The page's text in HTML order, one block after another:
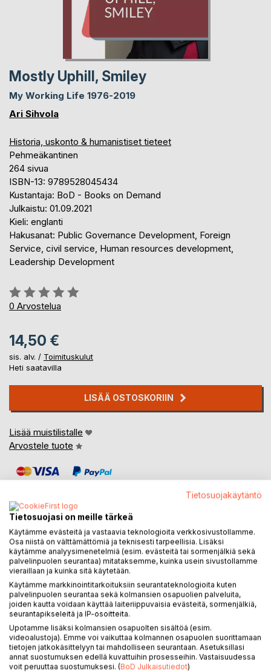
Mostly Uphill, Smiley
My Working Life 1976-2019
Ari Sihvola
Historia, uskonto & humanistiset tieteet
Pehmeäkantinen
264 sivua
ISBN-13: 9789528045434
Kustantaja: BoD - Books on Demand
Julkaistu: 01.09.2021
Kieli: englanti
Hakusanat: Public Governance Development, Foreign
Service, civil service, Human resources development,
Leadership Development
Arvostelu::
0%
0 Arvostelua
14,50 €
sis. alv. / Toimituskulut
Heti saatavilla
LISÄÄ OSTOSKORIIN
Lisää muistilistalle
Arvostele tuote
KUVAUS
Ari Sihvola (born 1951) began his career at the Finnish
Ministry for Foreign Affairs as a young civil servant in the
1970s. Over the years, Ari has played a key role in the
development of public governance and the development
of the skills of civil servants, especially in EU affairs and
leadership. In addition to Finland and the European
Commission, Ari's expertise has been utilised in many
demanding international projects on four continents.
Tietosuojakäytäntö
Tietosuojasi on meille tärkeä
Käytämme evästeitä ja vastaavia teknologioita verkkosivustollamme.
Osa niistä on välttämättömiä ja teknisesti tarpeellisia. Lisäksi
käytämme analyysimenetelmiä (esim. evästeitä tai sormenjälkiä sekä
palvelinpuolen seurantaa) mitataksemme, kuinka usein sivustollamme
vieraillaan ja kuinka sitä käytetään.
Käytämme markkinointitarkoituksiin seurantateknologioita kuten
palvelinpuolen seurantaa sekä kolmansien osapuolien palveluita,
joiden kautta voidaan käyttää laiteriippuvaisia evästeitä, sormenjälkiä,
seurantapikseleitä ja IP-osoitteita.
Upotamme lisäksi kolmansien osapuolten sisältöä (esim.
videoalustoja). Emme voi vaikuttaa kolmannen osapuolen suorittamaan
tietojen jatkokäsittelyyn tai mahdolliseen seurantaan. Asetuksillasi
annat suostumuksen edellä kuvattuihin prosesseihin. Vastaisuudessa
voit peruuttaa suostumuksesi. (BoD Julkaisutiedot)